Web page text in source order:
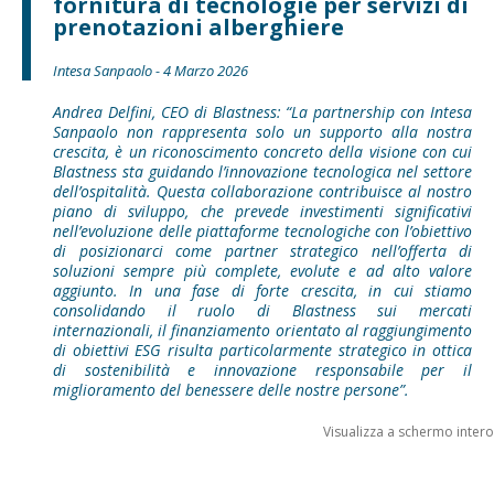
prenotazioni alberghiere
Intesa Sanpaolo - 4 Marzo 2026
Andrea Delfini, CEO di Blastness: “La partnership con Intesa
Sanpaolo non rappresenta solo un supporto alla nostra
crescita, è un riconoscimento concreto della visione con cui
Blastness sta guidando l’innovazione tecnologica nel settore
dell’ospitalità. Questa collaborazione contribuisce al nostro
piano di sviluppo, che prevede investimenti significativi
nell’evoluzione delle piattaforme tecnologiche con l’obiettivo
di posizionarci come partner strategico nell’offerta di
soluzioni sempre più complete, evolute e ad alto valore
aggiunto. In una fase di forte crescita, in cui stiamo
consolidando il ruolo di Blastness sui mercati
internazionali, il finanziamento orientato al raggiungimento
di obiettivi ESG risulta particolarmente strategico in ottica
di sostenibilità e innovazione responsabile per il
miglioramento del benessere delle nostre persone”.
Visualizza a schermo intero